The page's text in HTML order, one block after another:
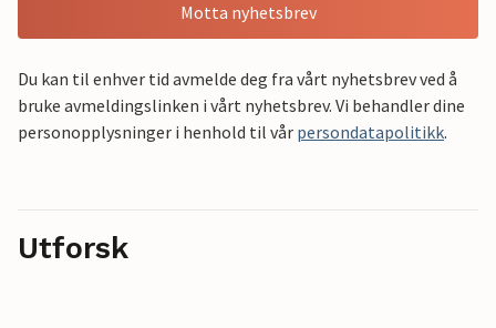
Motta nyhetsbrev
Du kan til enhver tid avmelde deg fra vårt nyhetsbrev ved å
bruke avmeldingslinken i vårt nyhetsbrev. Vi behandler dine
personopplysninger i henhold til vår persondatapolitikk.
Utforsk